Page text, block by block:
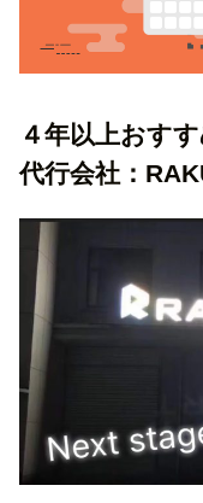
４年以上おす
代行会社：